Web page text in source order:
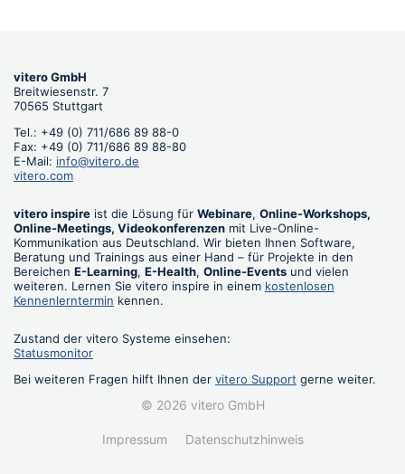
vitero GmbH
Breitwiesenstr. 7
70565 Stuttgart
Tel.: +49 (0) 711/686 89 88-0
Fax: +49 (0) 711/686 89 88-80
E-Mail: info@vitero.de
vitero.com
vitero inspire ist die Lösung für Webinare, Online-Workshops,
Online-Meetings, Videokonferenzen mit Live-Online-
Kommunikation aus Deutschland. Wir bieten Ihnen Software,
Beratung und Trainings aus einer Hand – für Projekte in den
Bereichen E-Learning, E-Health, Online-Events und vielen
weiteren. Lernen Sie vitero inspire in einem kostenlosen
Kennenlerntermin kennen.
Zustand der vitero Systeme einsehen:
Statusmonitor
Bei weiteren Fragen hilft Ihnen der vitero Support gerne weiter.
© 2026 vitero GmbH
Impressum Datenschutzhinweis